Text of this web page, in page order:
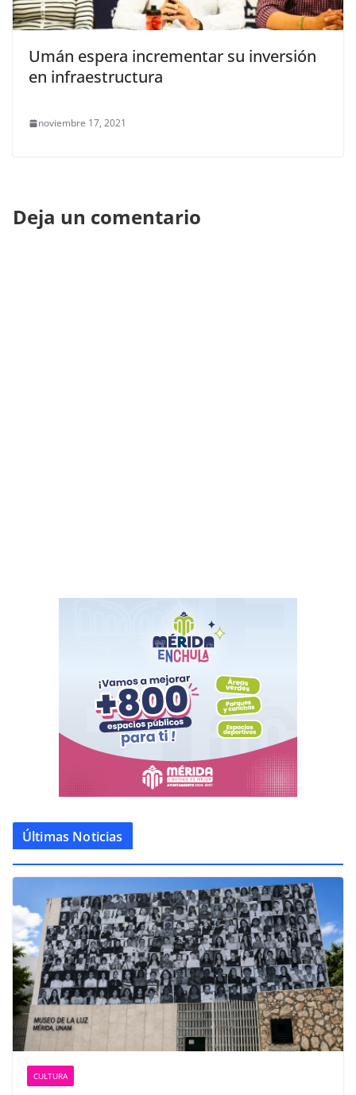
Umán espera incrementar su inversión
en infraestructura
noviembre 17, 2021
Deja un comentario
Últimas Noticias
CULTURA